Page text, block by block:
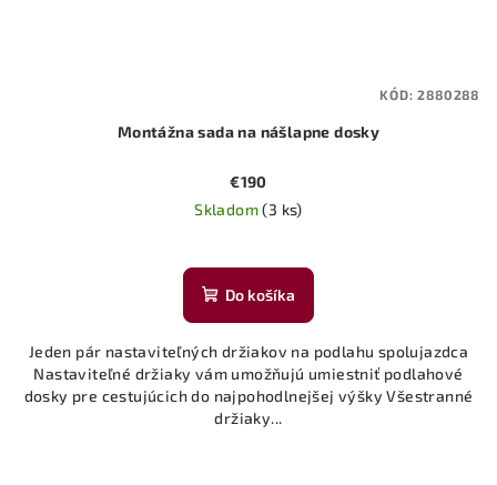
Montážna sada na nášlapne dosky
€190
Skladom(3 ks)
Do košíka
Jeden pár nastaviteľných držiakov na podlahu spolujazdca
Nastaviteľné držiaky vám umožňujú umiestniť podlahové
dosky pre cestujúcich do najpohodlnejšej výšky Všestranné
držiaky...
KÓD:2880288